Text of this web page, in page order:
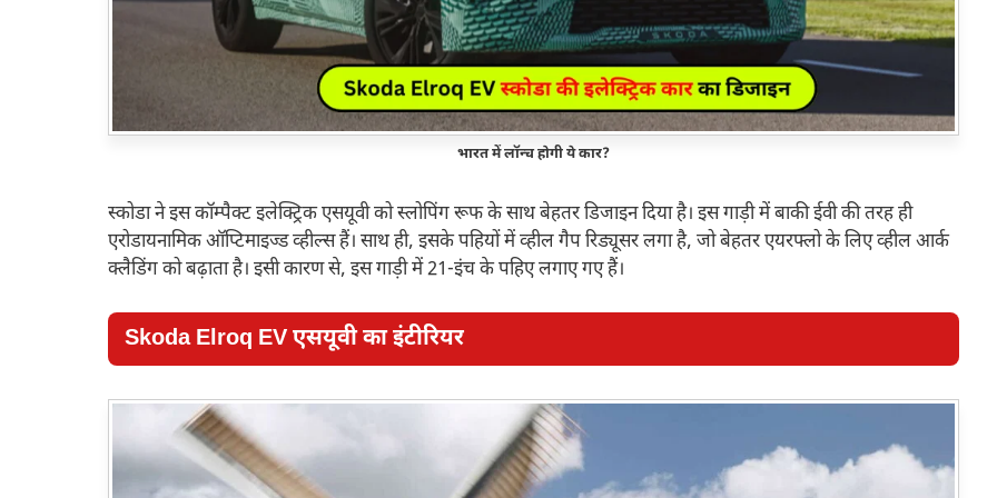
भारत में लॉन्च होगी ये कार?
स्कोडा ने इस कॉम्पैक्ट इलेक्ट्रिक एसयूवी को स्लोपिंग रूफ के साथ बेहतर डिजाइन दिया है। इस गाड़ी में बाकी ईवी की तरह ही
एरोडायनामिक ऑप्टिमाइज्ड व्हील्स हैं। साथ ही, इसके पहियों में व्हील गैप रिड्यूसर लगा है, जो बेहतर एयरफ्लो के लिए व्हील आर्क
क्लैडिंग को बढ़ाता है। इसी कारण से, इस गाड़ी में 21-इंच के पहिए लगाए गए हैं।
Skoda Elroq EVएसयूवी का इंटीरियर